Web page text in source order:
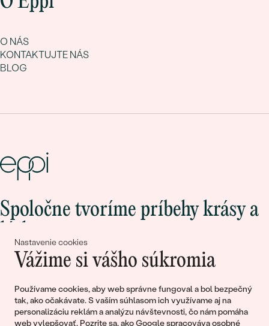
Nastavenie cookies
Vážime si vášho súkromia
Používame cookies, aby web správne fungoval a bol bezpečný
tak, ako očakávate. S vaším súhlasom ich využívame aj na
personalizáciu reklám a analýzu návštevnosti, čo nám pomáha
web vylepšovať. Pozrite sa, akoGoogle spracováva osobné
O NÁS
KONTAKTUJTE NÁS
BLOG
Spoločne tvoríme príbehy krásy a
Pripojte sa k nám!